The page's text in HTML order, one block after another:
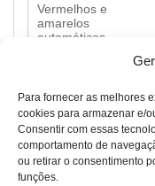
Para fornecer as melhores
cookies para armazenar e/
Consentir com essas
comportamento de
ou retirar o consentimento
funções.
Vermelhos e
amarelos
automáticos
Importação
aplicativos externos
/ plugins
Importação e
desenvolvimento de